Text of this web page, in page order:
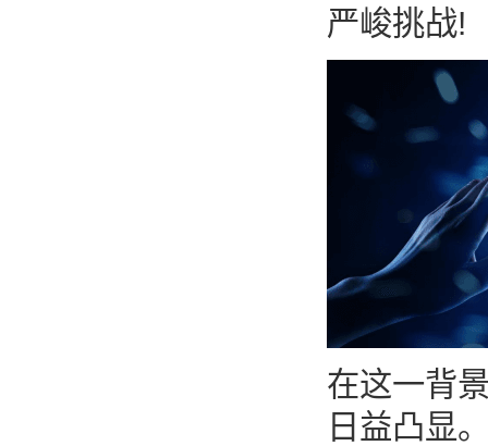
严峻挑战!
在这一背
日益凸显